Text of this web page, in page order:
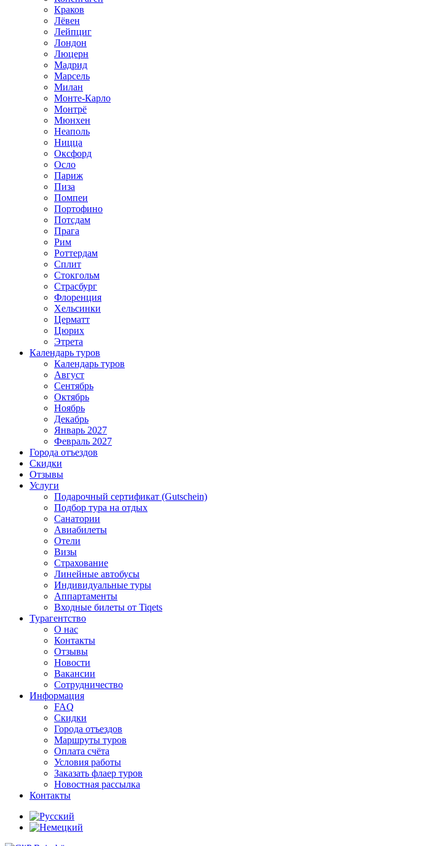
Краков
Лёвен
Лейпциг
Лондон
Люцерн
Мадрид
Марсель
Милан
Монте-Карло
Монтрё
Мюнхен
Неаполь
Ницца
Оксфорд
Осло
Париж
Пиза
Помпеи
Портофино
Потсдам
Прага
Рим
Роттердам
Сплит
Стокгольм
Страсбург
Флоренция
Хельсинки
Церматт
Цюрих
Этрета
Календарь туров
Календарь туров
Август
Сентябрь
Октябрь
Ноябрь
Декабрь
Январь 2027
Февраль 2027
Города отъездов
Скидки
Отзывы
Услуги
Подарочный сертификат (Gutschein)
Подбор тура на отдых
Санатории
Авиабилеты
Отели
Визы
Страхование
Линейные автобусы
Индивидуальные туры
Аппартаменты
Входные билеты от Tiqets
Турагентство
О нас
Контакты
Отзывы
Новости
Вакансии
Сотрудничество
Информация
FAQ
Скидки
Города отъездов
Маршруты туров
Оплата счёта
Условия работы
Заказать флаер туров
Новостная рассылка
Контакты